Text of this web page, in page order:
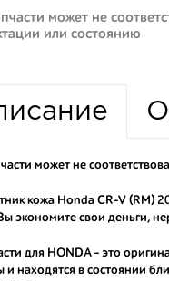
может не
или состоянию
может не
кожа Honda CR-V (RM)
экономите свои деньги,
для HONDA - это
и находятся в состоянии